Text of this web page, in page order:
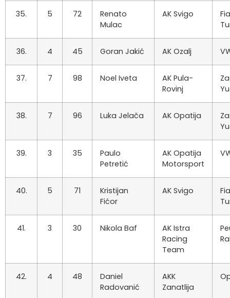
35. 5 72
Renato
Mulac
AK Svigo
36. 4 45 Goran Jakić AK Ozalj
37. 7 98 Noel Iveta
AK Pula-
Rovinj
38. 7 96 Luka Jelača AK Opatija
39. 3 35
Paulo
Petretić
AK Opatija
Motorsport
40. 5 71
Kristijan
Fićor
AK Svigo
41. 3 30 Nikola Baf
AK Istra
Racing
Team
42. 4 48
Daniel
Radovanić
AKK
Zanatlija